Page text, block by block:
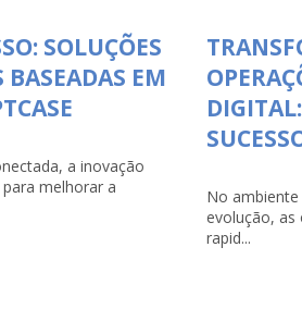
SOLUÇÕES
BASEADAS EM
a inovação
melhorar a
No
evolução, as
rapid...